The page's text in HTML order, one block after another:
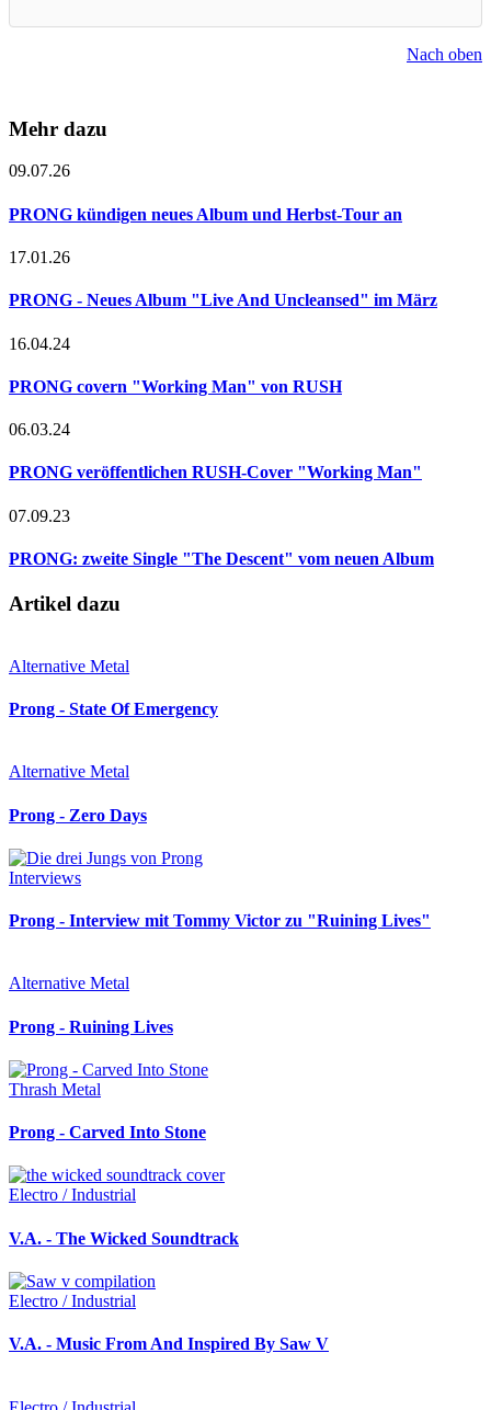
Nach oben
Mehr dazu
09.07.26
PRONG kündigen neues Album und Herbst-Tour an
17.01.26
PRONG - Neues Album "Live And Uncleansed" im März
16.04.24
PRONG covern "Working Man" von RUSH
06.03.24
PRONG veröffentlichen RUSH-Cover "Working Man"
07.09.23
PRONG: zweite Single "The Descent" vom neuen Album
Artikel dazu
Alternative Metal
Prong - State Of Emergency
Alternative Metal
Prong - Zero Days
Interviews
Prong - Interview mit Tommy Victor zu "Ruining Lives"
Alternative Metal
Prong - Ruining Lives
Thrash Metal
Prong - Carved Into Stone
Electro / Industrial
V.A. - The Wicked Soundtrack
Electro / Industrial
V.A. - Music From And Inspired By Saw V